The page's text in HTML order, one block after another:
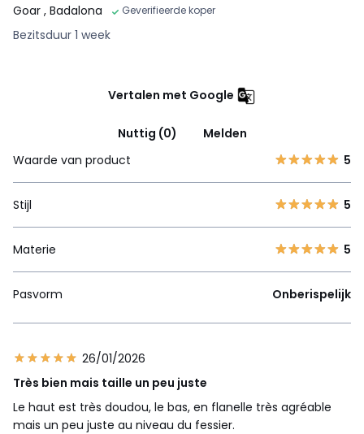
Goar , Badalona Geverifieerde koper
Bezitsduur 1 week
Vertalen met Google
Nuttig (0)
Melden
Waarde van product
5
Stijl 5
Materie 5
Pasvorm Onberispelijk
26/01/2026
Très bien mais taille un peu juste
Le haut est très doudou, le bas, en flanelle très agréable
mais un peu juste au niveau du fessier.